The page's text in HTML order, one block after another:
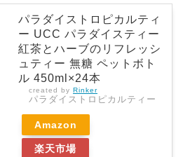
パラダイストロピカルティ
ー UCC パラダイスティー
紅茶とハーブのリフレッシ
ュティー 無糖 ペットボト
ル 450ml×24本
created by Rinker
パラダイストロピカルティー
Amazon
楽天市場